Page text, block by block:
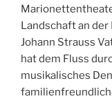
Landschaft an der
Johann Strauss
hat dem Fluss
musikalisches